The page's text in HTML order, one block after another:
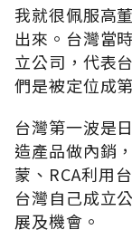
我就很佩服高
出來。台灣當
立公司，代表
們是被定位成
台灣第一波是
造產品做內銷
蒙、RCA利用
台灣自己成立
展及機會。